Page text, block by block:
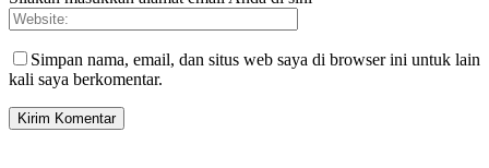
Simpan nama, email, dan situs web saya di browser ini untuk lain
kali saya berkomentar.